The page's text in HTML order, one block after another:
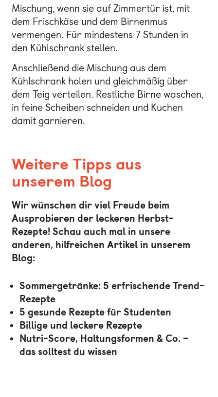
Mischung, wenn sie auf Zimmertür ist, mit
dem Frischkäse und dem Birnenmus
vermengen. Für mindestens 7 Stunden in
den Kühlschrank stellen.
Anschließend die Mischung aus dem
Kühlschrank holen und gleichmäßig über
dem Teig verteilen. Restliche Birne waschen,
in feine Scheiben schneiden und Kuchen
damit garnieren.
Weitere Tipps aus
unserem Blog
Wir wünschen dir viel Freude beim
Ausprobieren der leckeren Herbst-
Rezepte! Schau auch mal in unsere
anderen, hilfreichen Artikel in unserem
Blog:
Sommergetränke: 5 erfrischende Trend-
Rezepte
5 gesunde Rezepte für Studenten
Billige und leckere Rezepte
Nutri-Score, Haltungsformen & Co. –
das solltest du wissen